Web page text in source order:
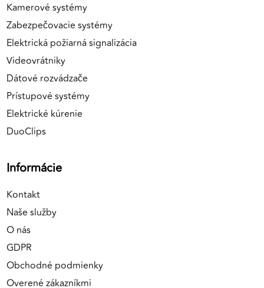
Kamerové systémy
Zabezpečovacie systémy
Elektrická požiarná signalizácia
Videovrátniky
Dátové rozvádzače
Prístupové systémy
Elektrické kúrenie
DuoClips
Informácie
Kontakt
Naše služby
O nás
GDPR
Obchodné podmienky
Overené zákazníkmi